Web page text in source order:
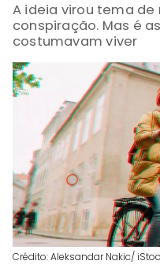
A ideia virou tema
conspiração. Mas é
costumavam viver
Crédito: Aleksandar Nakic/